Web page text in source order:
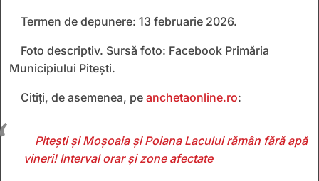
Termen de depunere: 13 februarie 2026.
Foto descriptiv. Sursă foto: Facebook Primăria
Municipiului Pitești.
Citiți, de asemenea, pe anchetaonline.ro:
Pitești și Moșoaia și Poiana Lacului rămân fără apă
vineri! Interval orar și zone afectate